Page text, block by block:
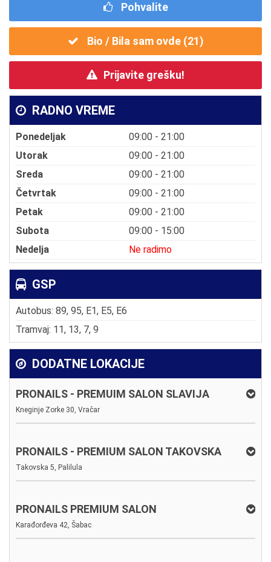
Pohvalite
Bio / Bila sam ovde (21)
Prijavite grešku!
RADNO VREME
Ponedeljak
09:00 - 21:00
Utorak
09:00 - 21:00
Sreda
09:00 - 21:00
Četvrtak
09:00 - 21:00
Petak
09:00 - 21:00
Subota
09:00 - 15:00
Nedelja
Ne radimo
GSP
Autobus: 89, 95, E1, E5, E6
Tramvaj: 11, 13, 7, 9
DODATNE LOKACIJE
PRONAILS - PREMUIM SALON SLAVIJA
Kneginje Zorke 30, Vračar
PRONAILS - PREMIUM SALON TAKOVSKA
Takovska 5, Palilula
PRONAILS PREMIUM SALON
Karađorđeva 42, Šabac